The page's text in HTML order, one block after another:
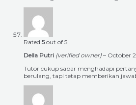
Rated 5out of 5
Della Putri (verified owner) – October
Tutor cukup sabar menghadapi
berulang, tapi tetap memberikan